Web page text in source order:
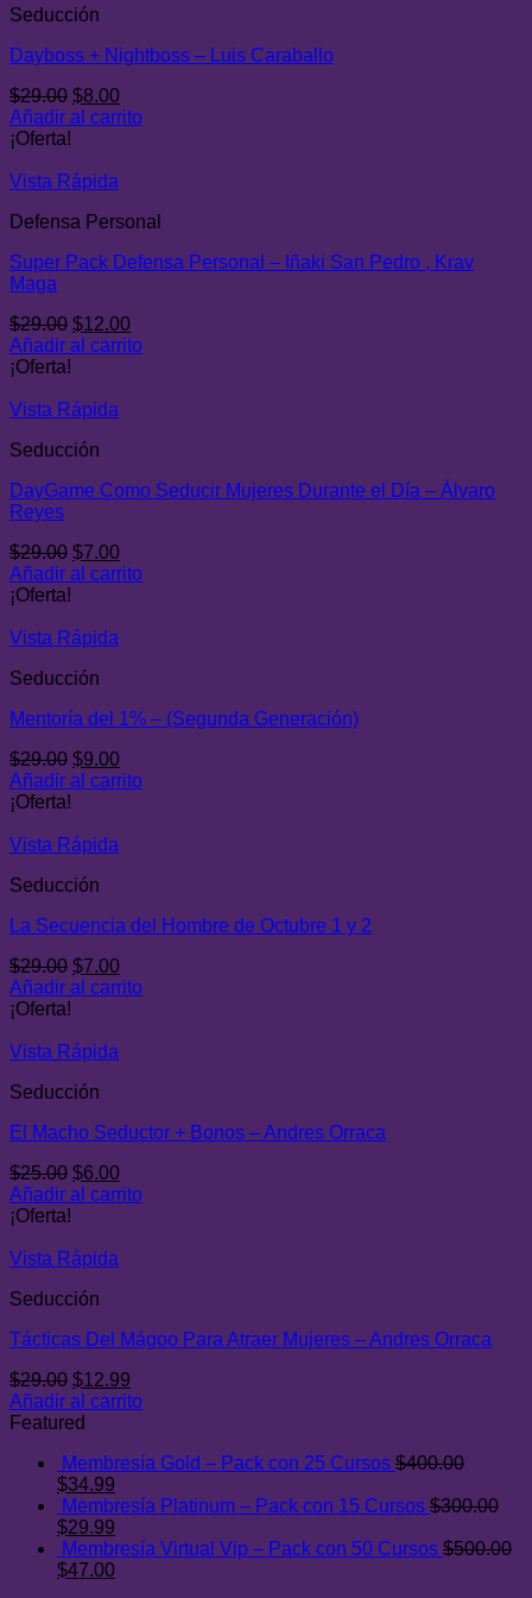
Seducción
Dayboss + Nightboss – Luis Caraballo
$29.00 El
precio
$29.00.
$8.00El
precio
Añadir al carrito
¡Oferta!
Vista Rápida
Defensa Personal
Super Pack Defensa Personal – Iñaki San Pedro , Krav
Maga
$29.00 El
precio
$29.00.
$12.00El
precio
Añadir al carrito
¡Oferta!
Vista Rápida
Seducción
DayGame Como Seducir Mujeres Durante el Día – Álvaro
Reyes
$29.00 El
precio
$29.00.
$7.00El
precio
Añadir al carrito
¡Oferta!
Vista Rápida
Seducción
Mentoría del 1% – (Segunda Generación)
$29.00 El
precio
$29.00.
$9.00El
precio
Añadir al carrito
¡Oferta!
Vista Rápida
Seducción
La Secuencia del Hombre de Octubre 1 y 2
$29.00 El
precio
$29.00.
$7.00El
precio
Añadir al carrito
¡Oferta!
Vista Rápida
Seducción
El Macho Seductor + Bonos – Andres Orraca
$25.00 El
precio
$25.00.
$6.00El
precio
Añadir al carrito
¡Oferta!
Vista Rápida
Seducción
Tácticas Del Mágoo Para Atraer Mujeres – Andres Orraca
$29.00 El
precio
original
$29.00.
$12.99
precio
$12.99.
Añadir al carrito
Featured
Membresía Gold – Pack con 25 Cursos $400.00
El
precio
original
era:
$400.00.
$34.99
precio
es:
$34.99.
Membresía Platinum – Pack con 15 Cursos $300.00
El
precio
original
$29.99
precio
actual
Membresía Virtual Vip – Pack con 50 Cursos $500.00
El
$47.00El